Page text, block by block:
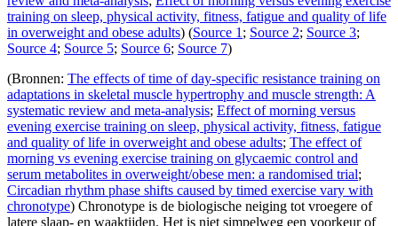
training on sleep, physical activity, fitness, fatigue and quality of life
in overweight and obese adults) (Source 1 ; Source 2; Source 3;
Source 4; Source 5; Source 6; Source 7)
(Bronnen: The effects of time of day-specific resistance training on
adaptations in skeletal muscle hypertrophy and muscle strength: A
systematic review and meta-analysis; Effect of morning versus
evening exercise training on sleep, physical activity, fitness, fatigue
and quality of life in overweight and obese adults; The effect of
morning vs evening exercise training on glycaemic control and
serum metabolites in overweight/obese men: a randomised trial;
Circadian rhythm phase shifts caused by timed exercise vary with
chronotype) Chronotype is de biologische neiging tot vroegere of
latere slaap- en waaktijden. Het is niet simpelweg een voorkeur of